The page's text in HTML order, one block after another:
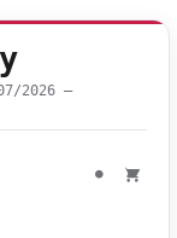
2026 –
●